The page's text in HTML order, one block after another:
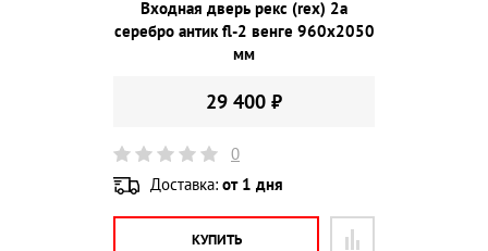
Входная дверь рекс (rex) 2а
серебро антик fl-2 венге 960х2050
мм
29 400 ₽
0
Доставка: от 1 дня
КУПИТЬ